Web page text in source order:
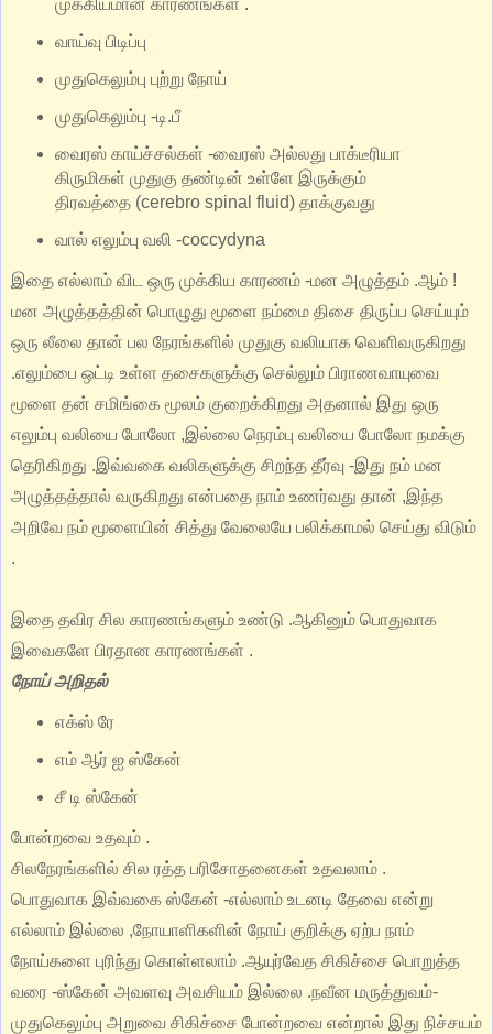
முக்கியமான காரணங்கள் .
வாய்வு பிடிப்பு
முதுகெலும்பு புற்று நோய்
முதுகெலும்பு -டி.பீ
வைரஸ் காய்ச்சல்கள் -வைரஸ் அல்லது பாக்டீரியா
கிருமிகள் முதுகு தண்டின் உள்ளே இருக்கும்
திரவத்தை (cerebro spinal fluid) தாக்குவது
வால் எலும்பு வலி -coccydyna
இதை எல்லாம் விட ஒரு முக்கிய காரணம் -மன அழுத்தம் .ஆம் !
மன அழுத்தத்தின் பொழுது மூளை நம்மை திசை திருப்ப செய்யும்
ஒரு லீலை தான் பல நேரங்களில் முதுகு வலியாக வெளிவருகிறது
.எலும்பை ஒட்டி உள்ள தசைகளுக்கு செல்லும் பிராணவாயுவை
மூளை தன் சமிங்கை மூலம் குறைக்கிறது அதனால் இது ஒரு
எலும்பு வலியை போலோ ,இல்லை நெரம்பு வலியை போலோ நமக்கு
தெரிகிறது .இவ்வகை வலிகளுக்கு சிறந்த தீர்வு -இது நம் மன
அழுத்தத்தால் வருகிறது என்பதை நாம் உணர்வது தான் ,இந்த
அறிவே நம் மூளையின் சித்து வேலையே பலிக்காமல் செய்து விடும்
.
இதை தவிர சில காரணங்களும் உண்டு .ஆகினும் பொதுவாக
இவைகளே பிரதான காரணங்கள் .
நோய் அறிதல்
எக்ஸ் ரே
எம் ஆர் ஐ ஸ்கேன்
சீ டி ஸ்கேன்
போன்றவை உதவும் .
சிலநேரங்களில் சில ரத்த பரிசோதனைகள் உதவலாம் .
பொதுவாக இவ்வகை ஸ்கேன் -எல்லாம் உடனடி தேவை என்று
எல்லாம் இல்லை ,நோயாளிகளின் நோய் குறிக்கு ஏற்ப நாம்
நோய்களை புரிந்து கொள்ளலாம் .ஆயுர்வேத சிகிச்சை பொறுத்த
வரை -ஸ்கேன் அவளவு அவசியம் இல்லை .நவீன மருத்துவம்-
முதுகெலும்பு அறுவை சிகிச்சை போன்றவை என்றால் இது நிச்சயம்